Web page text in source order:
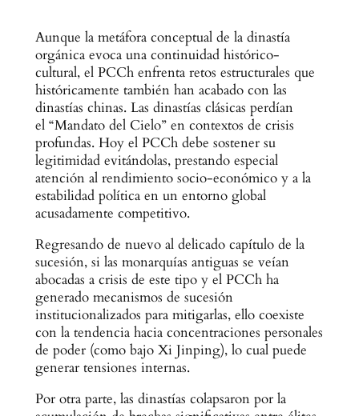
Aunque la metáfora conceptual de la dinastía
orgánica evoca una continuidad histórico-
cultural, el PCCh enfrenta retos estructurales que
históricamente también han acabado con las
dinastías chinas. Las dinastías clásicas perdían
el “Mandato del Cielo” en contextos de crisis
profundas. Hoy el PCCh debe sostener su
legitimidad evitándolas, prestando especial
atención al rendimiento socio-económico y a la
estabilidad política en un entorno global
acusadamente competitivo.
Regresando de nuevo al delicado capítulo de la
sucesión, si las monarquías antiguas se veían
abocadas a crisis de este tipo y el PCCh ha
generado mecanismos de sucesión
institucionalizados para mitigarlas, ello coexiste
con la tendencia hacia concentraciones personales
de poder (como bajo Xi Jinping), lo cual puede
generar tensiones internas.
Por otra parte, las dinastías colapsaron por la